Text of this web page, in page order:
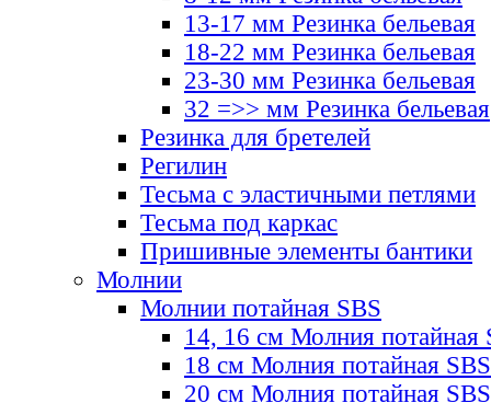
13-17 мм Резинка бельевая
18-22 мм Резинка бельевая
23-30 мм Резинка бельевая
32 =>> мм Резинка бельевая
Резинка для бретелей
Регилин
Тесьма с эластичными петлями
Тесьма под каркас
Пришивные элементы бантики
Молнии
Молнии потайная SBS
14, 16 см Молния потайная
18 см Молния потайная SBS
20 см Молния потайная SBS